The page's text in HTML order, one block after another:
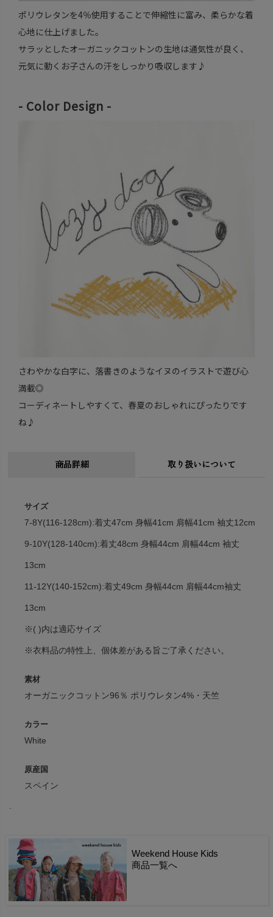
ポリウレタンを4％使用することで伸縮性に富み、柔らかな着
心地に仕上げました。
サラッとしたオーガニックコットンの生地は通気性が良く、
元気に動くお子さんの汗をしっかり吸収します♪
- Color Design -
さわやかな白字に、落書きのようなイヌのイラストで遊び心
満載◎
コーディネートしやすくて、春夏のおしゃれにぴったりです
ね♪
商品詳細 取り扱いについて
サイズ
7-8Y(116-128cm):着丈47cm 身幅41cm 肩幅41cm 袖丈12cm
9-10Y(128-140cm):着丈48cm 身幅44cm 肩幅44cm 袖丈
13cm
11-12Y(140-152cm):着丈49cm 身幅44cm 肩幅44cm袖丈
13cm
※( )内は適応サイズ
※衣料品の特性上、個体差がある旨ご了承ください。
素材
オーガニックコットン96％ ポリウレタン4%・天竺
カラー
White
原産国
スペイン
Weekend House Kids
商品一覧へ